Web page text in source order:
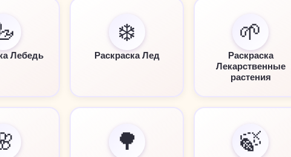
Лебедь
❄️
Раскраска Лед
🌱
Раскраска
Лекарственные
растения
🌳 🍃